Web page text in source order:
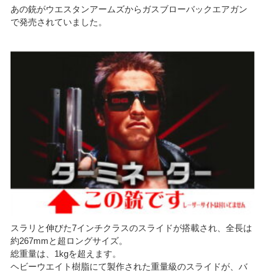
あの銃がウエスタンアームズからガスブローバックエアガン
で発売されていました。
スラリと伸びた7インチクラスのスライドが搭載され、全長は
約267mmと超ロングサイズ。
総重量は、1kgを超えます。
ヘビーウエイト樹脂にて製作された重量級のスライドが、バ